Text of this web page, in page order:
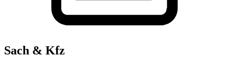
Sach & Kfz